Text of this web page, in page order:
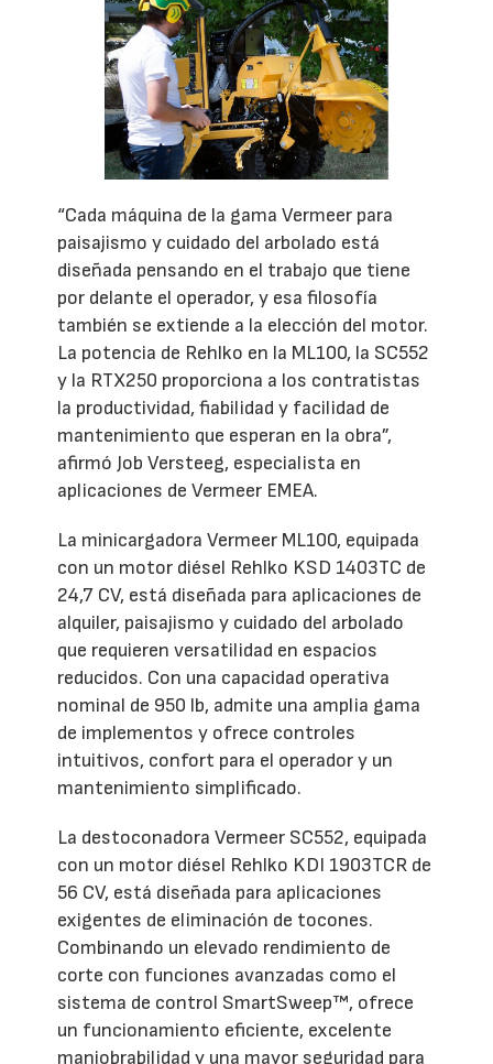
“Cada máquina de la gama Vermeer para
paisajismo y cuidado del arbolado está
diseñada pensando en el trabajo que tiene
por delante el operador, y esa filosofía
también se extiende a la elección del motor.
La potencia de Rehlko en la ML100, la SC552
y la RTX250 proporciona a los contratistas
la productividad, fiabilidad y facilidad de
mantenimiento que esperan en la obra”,
afirmó Job Versteeg, especialista en
aplicaciones de Vermeer EMEA.
La minicargadora Vermeer ML100, equipada
con un motor diésel Rehlko KSD 1403TC de
24,7 CV, está diseñada para aplicaciones de
alquiler, paisajismo y cuidado del arbolado
que requieren versatilidad en espacios
reducidos. Con una capacidad operativa
nominal de 950 lb, admite una amplia gama
de implementos y ofrece controles
intuitivos, confort para el operador y un
mantenimiento simplificado.
La destoconadora Vermeer SC552, equipada
con un motor diésel Rehlko KDI 1903TCR de
56 CV, está diseñada para aplicaciones
exigentes de eliminación de tocones.
Combinando un elevado rendimiento de
corte con funciones avanzadas como el
sistema de control SmartSweep™, ofrece
un funcionamiento eficiente, excelente
maniobrabilidad y una mayor seguridad para